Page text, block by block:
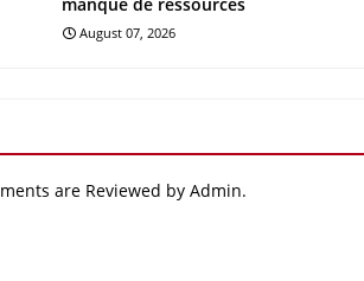
August 07, 2026
are Reviewed by Admin.